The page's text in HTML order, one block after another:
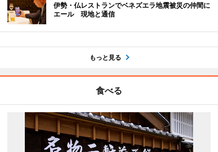
伊勢・仏レストランでベネズエラ地震被災の仲間に
エール 現地と通信
もっと見る
食べる